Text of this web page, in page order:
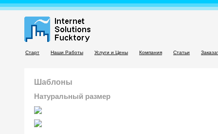
Старт Наши Работы Услуги и Цены Компания Статьи
Шаблоны
Натуральный размер